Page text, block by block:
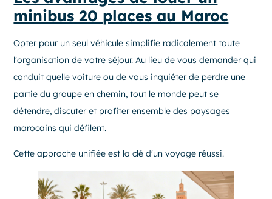
minibus 20 places au Maroc
Opter pour un seul véhicule simplifie radicalement toute
l'organisation de votre séjour. Au lieu de vous demander qui
conduit quelle voiture ou de vous inquiéter de perdre une
partie du groupe en chemin, tout le monde peut se
détendre, discuter et profiter ensemble des paysages
marocains qui défilent.
Cette approche unifiée est la clé d'un voyage réussi.